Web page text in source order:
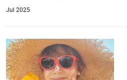
Jul 2025